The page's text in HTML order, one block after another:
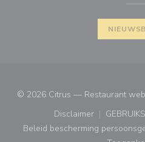
© 2026 Citrus — Restaurant
Disclaimer
((opent in een
Beleid bescherming
((opent in